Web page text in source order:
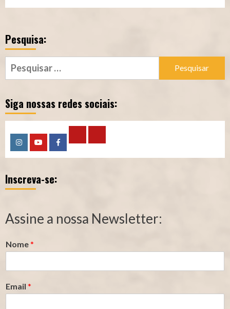
Pesquisa:
Pesquisar
por:
Siga nossas redes sociais:
InstagramYouTubeFacebook
Calculadora
–
Segurado
Calculadora
–
Contribuição
Inscreva-se:
Assine a nossa Newsletter:
Nome*
Email *